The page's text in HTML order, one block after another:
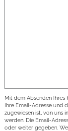
Mit dem Absenden Ihres
Ihre Email-Adresse und
zugewiesen ist, von uns
werden. Die Email-
oder weiter gegeben.